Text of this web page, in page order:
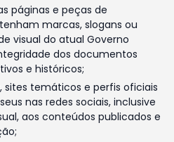
páginas e peças de
marcas, slogans ou
visual do atual Governo
dos documentos
e históricos;
sites temáticos e perfis oficiais
nas redes sociais, inclusive
aos conteúdos publicados e